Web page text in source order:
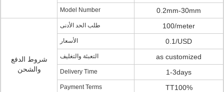
Model Number 0.2mm-30mm
شروط الدفع
والشحن
طلب الحد الأدنى 100/meter
الأسعار 0.1/USD
التعبئة والتغليف as customized
Delivery Time 1-3days
Payment Terms TT100%